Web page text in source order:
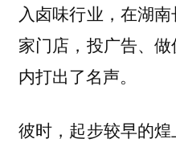
入卤味行业，在湖
家门店，投广告、
内打出了名声。
彼时，起步较早的